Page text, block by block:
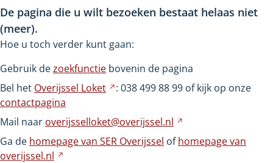
De pagina die u wilt bezoeken bestaat helaas niet
(meer).
Hoe u toch verder kunt gaan:
Gebruik dezoekfunctie bovenin de pagina
Bel het Overijssel Loket
Verwijst
een
andere
website
: 0384998899 of kijk op onze
contactpagina
Mail naar overijsselloket@overijssel.nl
naar
Ga de homepage van SER Overijssel ofhomepage van
overijssel.nl